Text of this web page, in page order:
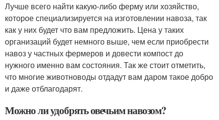
Лучше всего найти какую-либо ферму или хозяйство,
которое специализируется на изготовлении навоза, так
как у них будет что вам предложить. Цена у таких
организаций будет немного выше, чем если приобрести
навоз у частных фермеров и довести компост до
нужного именно вам состояния. Так же стоит отметить,
что многие животноводы отдадут вам даром такое добро
и даже отблагодарят.
Можно ли удобрять овечьим навозом?